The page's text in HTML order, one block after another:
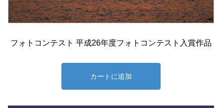
フォトコンテスト 平成26年度フォトコンテスト入賞作品
カートに追加